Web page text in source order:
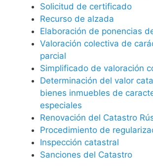
Solicitud de certificado
Recurso de alzada
Elaboración de ponencias
Valoración colectiva de
parcial
Simplificado de valoración
Determinación del valor
bienes inmuebles de
especiales
Renovación del Catastro
Procedimiento de
Inspección catastral
Sanciones del Catastro